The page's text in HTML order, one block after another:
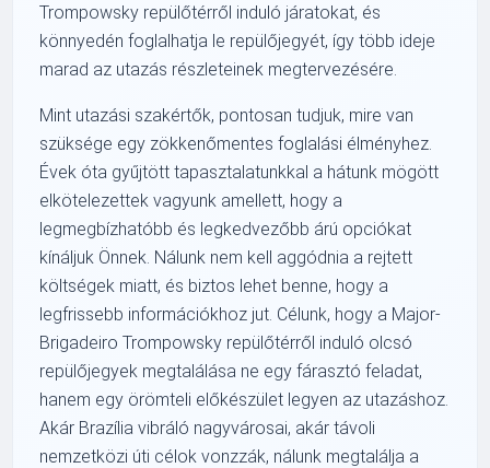
Trompowsky repülőtérről induló járatokat, és
könnyedén foglalhatja le repülőjegyét, így több ideje
marad az utazás részleteinek megtervezésére.
Mint utazási szakértők, pontosan tudjuk, mire van
szüksége egy zökkenőmentes foglalási élményhez.
Évek óta gyűjtött tapasztalatunkkal a hátunk mögött
elkötelezettek vagyunk amellett, hogy a
legmegbízhatóbb és legkedvezőbb árú opciókat
kínáljuk Önnek. Nálunk nem kell aggódnia a rejtett
költségek miatt, és biztos lehet benne, hogy a
legfrissebb információkhoz jut. Célunk, hogy a Major-
Brigadeiro Trompowsky repülőtérről induló olcsó
repülőjegyek megtalálása ne egy fárasztó feladat,
hanem egy örömteli előkészület legyen az utazáshoz.
Akár Brazília vibráló nagyvárosai, akár távoli
nemzetközi úti célok vonzzák, nálunk megtalálja a